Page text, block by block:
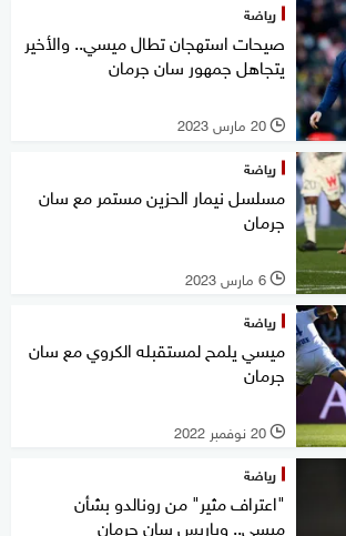
رياضة
صيحات استهجان تطال ميسي.. والأخير
يتجاهل جمهور سان جرمان
l 20 مارس 2023
رياضة
مسلسل نيمار الحزين مستمر مع سان
جرمان
l 6 مارس 2023
رياضة
ميسي يلمح لمستقبله الكروي مع سان
جرمان
l 20 نوفمبر 2022
رياضة
"اعتراف مثير" من رونالدو بشأن
ميسي.. وباريس سان جرمان